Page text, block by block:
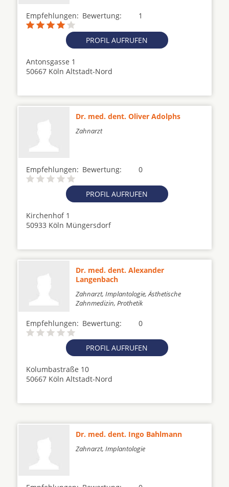
Empfehlungen: 1
Bewertung:
PROFIL AUFRUFEN
Antonsgasse 1
50667 Köln Altstadt-Nord
Dr. med. dent. Oliver Adolphs
Zahnarzt
Empfehlungen: 0
Bewertung:
PROFIL AUFRUFEN
Kirchenhof 1
50933 Köln Müngersdorf
Dr. med. dent. Alexander
Langenbach
Zahnarzt, Implantologie, Ästhetische
Zahnmedizin, Prothetik
Empfehlungen: 0
Bewertung:
PROFIL AUFRUFEN
Kolumbastraße 10
50667 Köln Altstadt-Nord
Dr. med. dent. Ingo Bahlmann
Zahnarzt, Implantologie